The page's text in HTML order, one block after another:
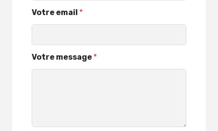
V
o
r
V
o
Votre email *
Votre message *